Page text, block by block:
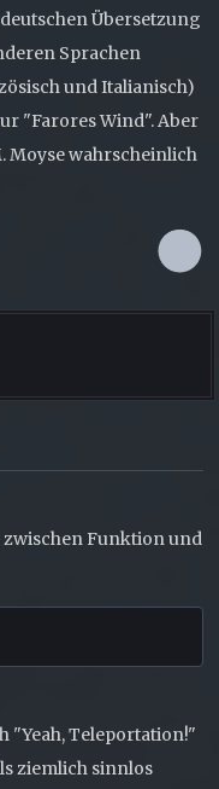
Übersetzung
Sprachen
und Italianisch)
"Farores Wind". Aber
Moyse wahrscheinlich
zwischen Funktion und
"Yeah, Teleportation!"
ziemlich sinnlos